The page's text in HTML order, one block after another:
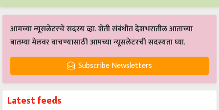
आमच्या न्यूसलेटरचे सदस्य व्हा. शेती संबंधीत देशभरातील आताच्या
बातम्या मेलवर वाचण्यासाठी आमच्या न्यूसलेटरची सदस्यता घ्या.
Subscribe Newsletters
Latest feeds